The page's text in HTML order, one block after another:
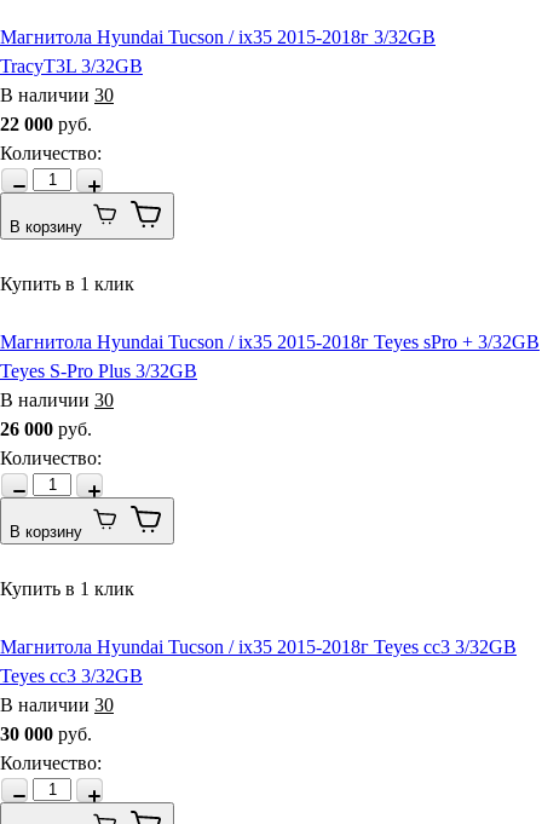
Магнитола Hyundai Tucson / ix35 2015-2018г 3/32GB
TracyT3L 3/32GB
В наличии 30
22 000 руб.
Количество:
В корзину
Купить в 1 клик
Магнитола Hyundai Tucson / ix35 2015-2018г Teyes sPro + 3/32GB
Teyes S-Pro Plus 3/32GB
В наличии 30
26 000 руб.
Количество:
В корзину
Купить в 1 клик
Магнитола Hyundai Tucson / ix35 2015-2018г Teyes cc3 3/32GB
Teyes cc3 3/32GB
В наличии 30
30 000 руб.
Количество: